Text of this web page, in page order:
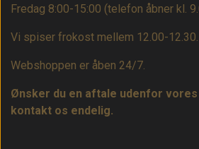
Fredag 8:00-15:00 (telefon åbner kl.
Vi spiser frokost mellem 12.00-12.30.
Webshoppen er åben 24/7.
Ønsker du en aftale udenfor vores
kontakt os endelig.